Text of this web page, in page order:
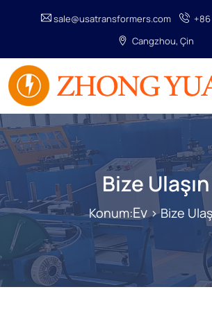
sale@usatransformers.com
+86
Cangzhou, Çin
Bize Ulaşın
Konum:Ev> Bize